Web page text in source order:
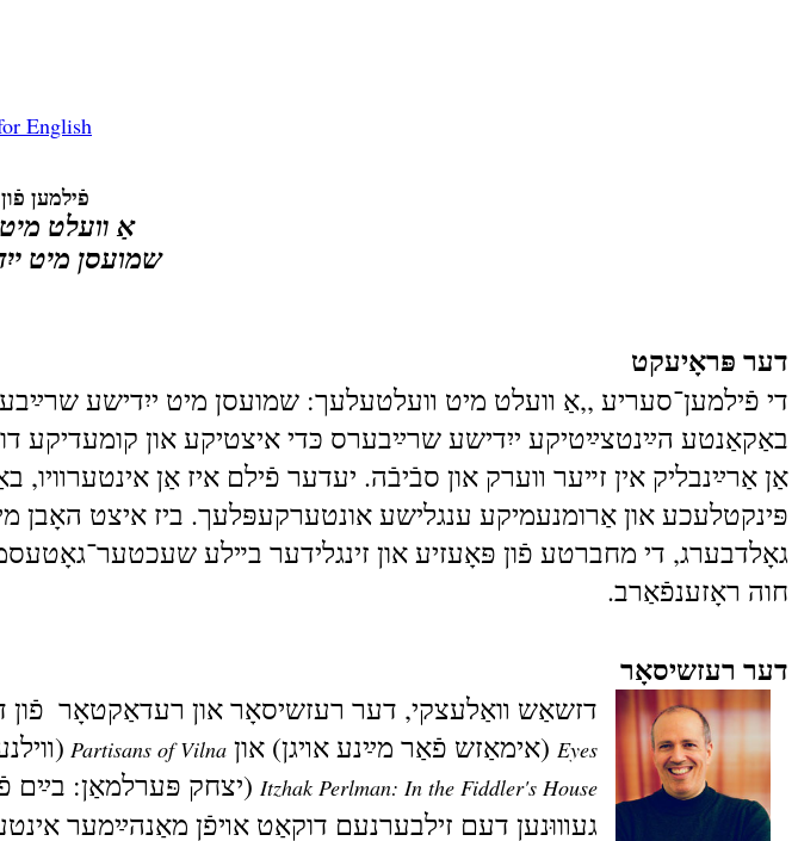
English
פֿילמען
אַ װעלט
שמועסן מיט
דער פּראָיעקט
די פֿילמען־סעריע ,,אַ װעלט מיט װעלטעלעך: שמועסן מיט ייִדישע
באַקאַנטע הײַנטצײַטיקע ייִדישע שרײַבערס כּדי איצטיקע און קומעדיקע
אַן אַרײַנבליק אין זײער װערק און סבֿיבֿה. יעדער פֿילם איז אַן
פּינקטלעכע און אַרומנעמיקע ענגלישע אונטערקעפּלעך. ביז איצט
גאָלדבערג, די מחברטע פֿון פּאָעזיע און זינגלידער בײלע
חוה ראָזענפֿאַרב.
דער רעזשיסאָר
דזשאַש װאַלעצקי, דער רעזשיסאָר און רעד‫אַקטאָר ‬ פֿון דער סעריע, האָט רעזשיסירט און רעדאַקטירט די פֿילמען
Eyes (אימאַזש פֿאַר מײַנע אױגן) און Partisans of Vilna
Itzhak Perlman: In the Fiddler's House (יצחק פּערלמאַן: בײַם
געװוּנען דעם זילבערנעם דוקאַט אױפֿן מאַנהײַמער